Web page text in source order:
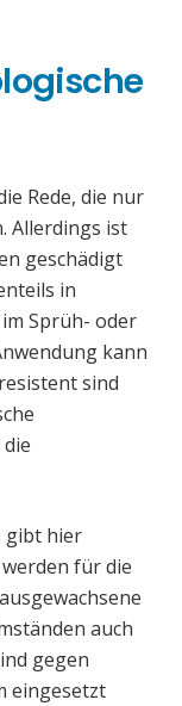
Rede, die nur
Allerdings ist
geschädigt
in
Sprüh- oder
kann
sind
gibt hier
für die
auch
gegen
eingesetzt